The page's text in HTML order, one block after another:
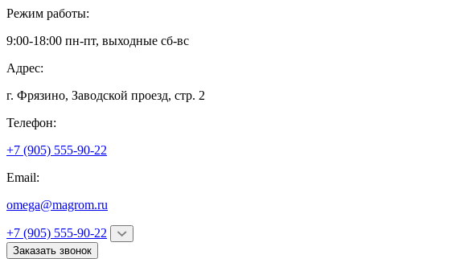
Режим работы:
9:00-18:00 пн-пт, выходные сб-вс
Адрес:
г. Фрязино, Заводской проезд, стр. 2
Телефон:
+7 (905) 555-90-22
Email:
omega@magrom.ru
+7 (905) 555-90-22
Заказать звонок